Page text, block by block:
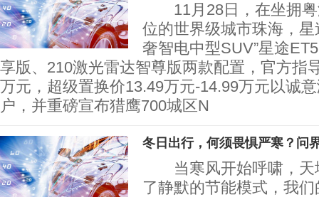
11月28日，在坐拥粤
位的世界级城市珠海，星
奢智电中型SUV”星途
享版、210激光雷达智尊版两款配置，官方指
万元，超级置换价13.49万元-14.99万元以诚
户，并重磅宣布猎鹰700城区N
冬日出行，何须畏惧严寒？问
当寒风开始呼啸，天
了静默的节能模式，我